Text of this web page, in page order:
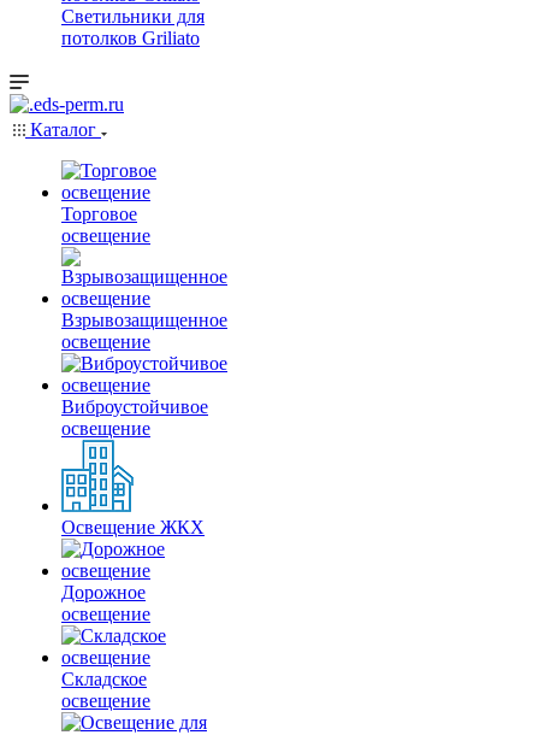
Светильники для
потолков Griliato
Каталог
Торговое
освещение
Взрывозащищенное
освещение
Виброустойчивое
освещение
Освещение ЖКХ
Дорожное
освещение
Складское
освещение